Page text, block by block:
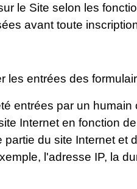
le Site selon les
avant toute
les entrées des
entrées par un humain
Internet en fonction
du site Internet et
l'adresse IP, la